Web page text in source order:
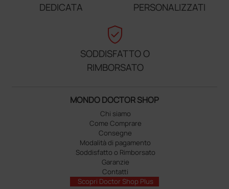
DEDICATA
PERSONALIZZATI
verified_user
SODDISFATTO O
RIMBORSATO
MONDO DOCTOR SHOP
Chi siamo
Come Comprare
Consegne
Modalità di pagamento
Soddisfatto o Rimborsato
Garanzie
Contatti
Scopri Doctor Shop Plus